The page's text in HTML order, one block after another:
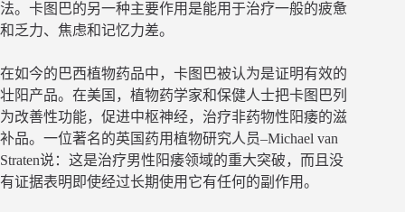
法。卡图巴的另一种主要作用是能用于治疗一般的疲惫
和乏力、焦虑和记忆力差。
在如今的巴西植物药品中，卡图巴被认为是证明有效的
壮阳产品。在美国，植物药学家和保健人士把卡图巴列
为改善性功能，促进中枢神经，治疗非药物性阳痿的滋
补品。一位著名的英国药用植物研究人员–Michael van
Straten说：这是治疗男性阳痿领域的重大突破，而且没
有证据表明即使经过长期使用它有任何的副作用。